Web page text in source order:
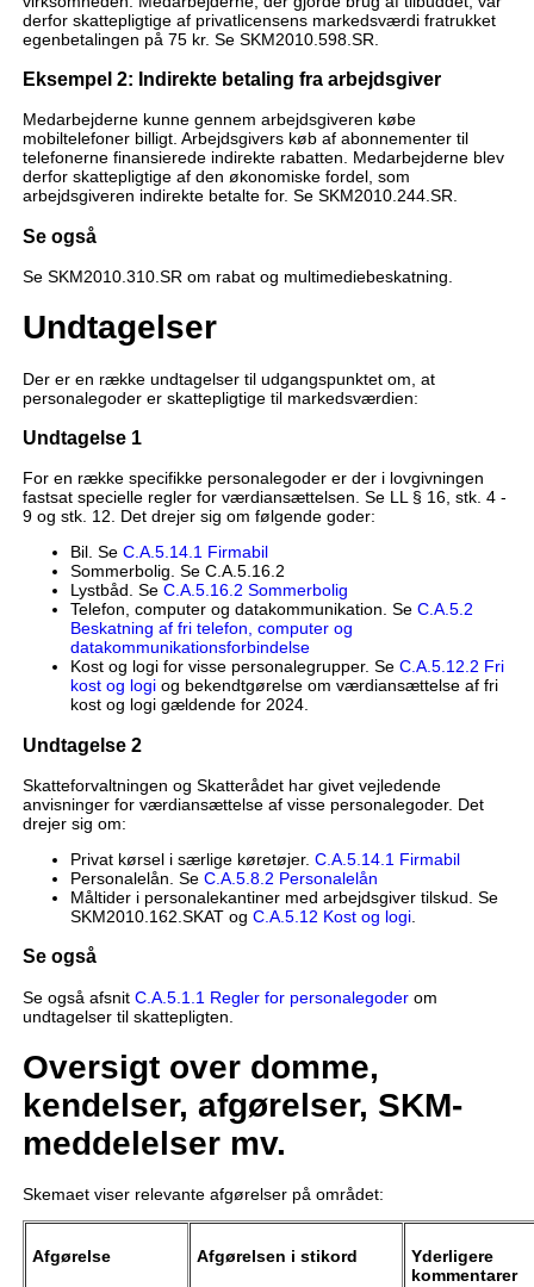
derfor skattepligtige af privatlicensens markedsværdi fratrukket
egenbetalingen på 75 kr. Se SKM2010.598.SR.
Eksempel 2: Indirekte betaling fra arbejdsgiver
Medarbejderne kunne gennem arbejdsgiveren købe
mobiltelefoner billigt. Arbejdsgivers køb af abonnementer til
telefonerne finansierede indirekte rabatten. Medarbejderne blev
derfor skattepligtige af den økonomiske fordel, som
arbejdsgiveren indirekte betalte for. Se SKM2010.244.SR.
Se også
Se SKM2010.310.SR om rabat og multimediebeskatning.
Undtagelser
Der er en række undtagelser til udgangspunktet om, at
personalegoder er skattepligtige til markedsværdien:
Undtagelse 1
For en række specifikke personalegoder er der i lovgivningen
fastsat specielle regler for værdiansættelsen. Se LL § 16, stk. 4 -
9 og stk. 12. Det drejer sig om følgende goder:
Bil. Se C.A.5.14.1 Firmabil
Sommerbolig. Se C.A.5.16.2
Lystbåd. Se C.A.5.16.2 Sommerbolig
Telefon, computer og datakommunikation. Se C.A.5.2
Beskatning af fri telefon, computer og
datakommunikationsforbindelse
Kost og logi for visse personalegrupper. Se C.A.5.12.2 Fri
kost og logiog bekendtgørelse om værdiansættelse af fri
kost og logi gældende for 2024.
Undtagelse 2
Skatteforvaltningen og Skatterådet har givet vejledende
anvisninger for værdiansættelse af visse personalegoder. Det
drejer sig om:
Privat kørsel i særlige køretøjer. C.A.5.14.1 Firmabil
Personalelån. Se C.A.5.8.2 Personalelån
Måltider i personalekantiner med arbejdsgiver tilskud. Se
SKM2010.162.SKAT og C.A.5.12 Kost og logi.
Se også
Se også afsnit C.A.5.1.1 Regler for personalegoderom
undtagelser til skattepligten.
Oversigt over domme,
kendelser, afgørelser, SKM-
meddelelser mv.
Skemaet viser relevante afgørelser på området:
Afgørelse Afgørelsen i stikord
Yderligere
kommentarer